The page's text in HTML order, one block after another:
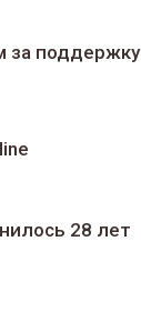
за поддержку
28 лет